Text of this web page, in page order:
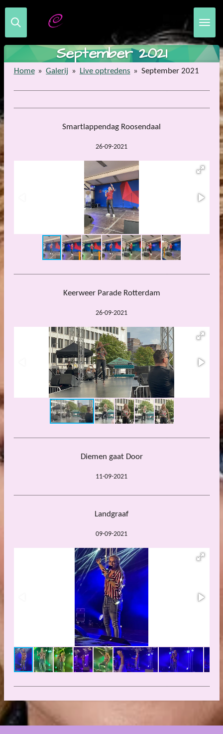
Ga
direct
naar
de
hoofdinhoudSeptember 2021
Home » Galerij » Live optredens » September 2021
Smartlappendag Roosendaal
26-09-2021
Keerweer Parade Rotterdam
26-09-2021
Diemen gaat Door
11-09-2021
Landgraaf
09-09-2021